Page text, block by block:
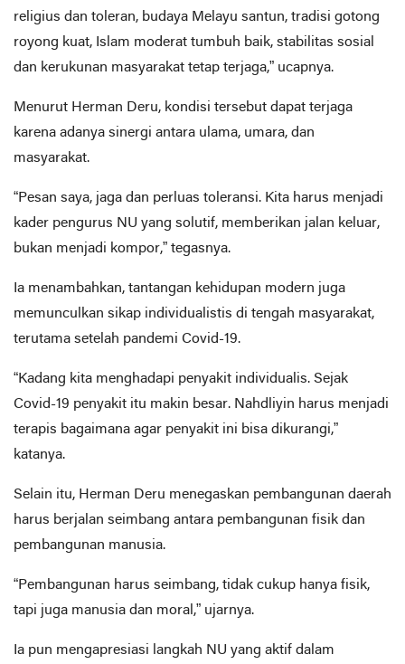
religius dan toleran, budaya Melayu santun, tradisi gotong
royong kuat, Islam moderat tumbuh baik, stabilitas sosial
dan kerukunan masyarakat tetap terjaga,” ucapnya.
Menurut Herman Deru, kondisi tersebut dapat terjaga
karena adanya sinergi antara ulama, umara, dan
masyarakat.
“Pesan saya, jaga dan perluas toleransi. Kita harus menjadi
kader pengurus NU yang solutif, memberikan jalan keluar,
bukan menjadi kompor,” tegasnya.
Ia menambahkan, tantangan kehidupan modern juga
memunculkan sikap individualistis di tengah masyarakat,
terutama setelah pandemi Covid-19.
“Kadang kita menghadapi penyakit individualis. Sejak
Covid-19 penyakit itu makin besar. Nahdliyin harus menjadi
terapis bagaimana agar penyakit ini bisa dikurangi,”
katanya.
Selain itu, Herman Deru menegaskan pembangunan daerah
harus berjalan seimbang antara pembangunan fisik dan
pembangunan manusia.
“Pembangunan harus seimbang, tidak cukup hanya fisik,
tapi juga manusia dan moral,” ujarnya.
Ia pun mengapresiasi langkah NU yang aktif dalam